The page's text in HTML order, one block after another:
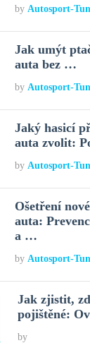
byAutosport-
Jak umýt
auta bez …
byAutosport-
Jaký hasicí
auta zvolit:
byAutosport-
Ošetření
auta:
a …
byAutosport-
Jak zjistit,
pojištěné:
by